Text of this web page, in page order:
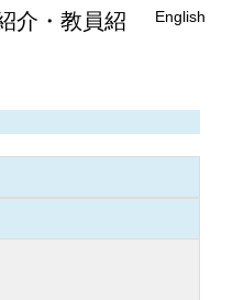
介・教員紹
English